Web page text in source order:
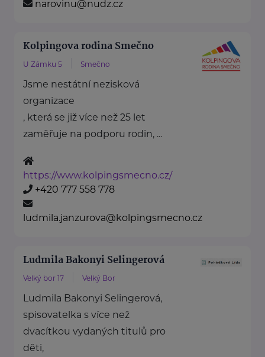
narovinu@nudz.cz
Kolpingova rodina Smečno
U Zámku 5 Smečno
Jsme nestátní nezisková
organizace
, která se již více než 25 let
zaměřuje na podporu rodin, ...
https://www.kolpingsmecno.cz/
+420 777 558 778
ludmila.janzurova@kolpingsmecno.cz
Ludmila Bakonyi Selingerová
Velký bor 17 Velký Bor
Ludmila Bakonyi Selingerová,
spisovatelka s více než
dvacítkou vydaných titulů pro
děti,